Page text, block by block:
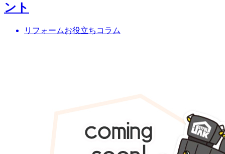
ント
リフォームお役立ちコラム